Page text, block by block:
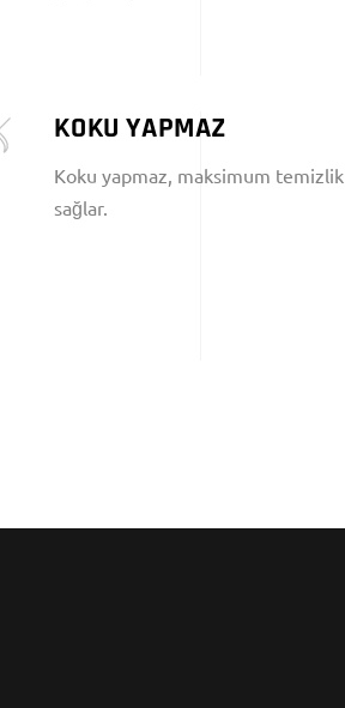
KOKU YAPMAZ
Koku yapmaz, maksimum temizlik
sağlar.